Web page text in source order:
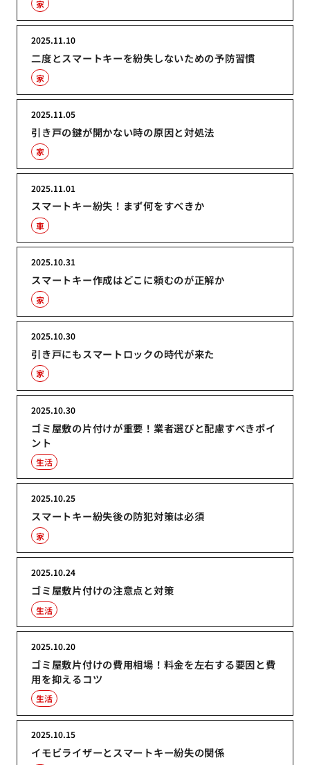
家
二度とスマートキーを紛失しないための予防習慣
2025.11.10
家
引き戸の鍵が開かない時の原因と対処法
2025.11.05
家
スマートキー紛失！まず何をすべきか
2025.11.01
車
スマートキー作成はどこに頼むのが正解か
2025.10.31
家
引き戸にもスマートロックの時代が来た
2025.10.30
家
ゴミ屋敷の片付けが重要！業者選びと配慮すべきポイ
ント
2025.10.30
生活
スマートキー紛失後の防犯対策は必須
2025.10.25
家
ゴミ屋敷片付けの注意点と対策
2025.10.24
生活
ゴミ屋敷片付けの費用相場！料金を左右する要因と費
用を抑えるコツ
2025.10.20
生活
イモビライザーとスマートキー紛失の関係
2025.10.15